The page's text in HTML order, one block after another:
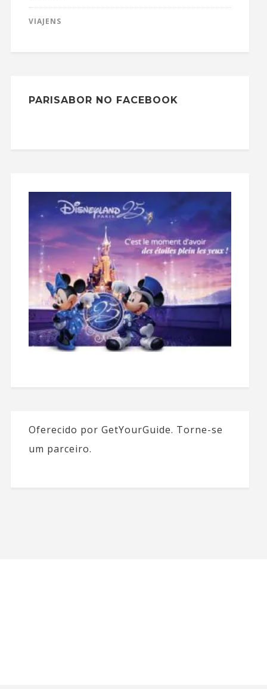
VIAJENS
PARISABOR NO FACEBOOK
Oferecido por GetYourGuide. Torne-se
um parceiro.